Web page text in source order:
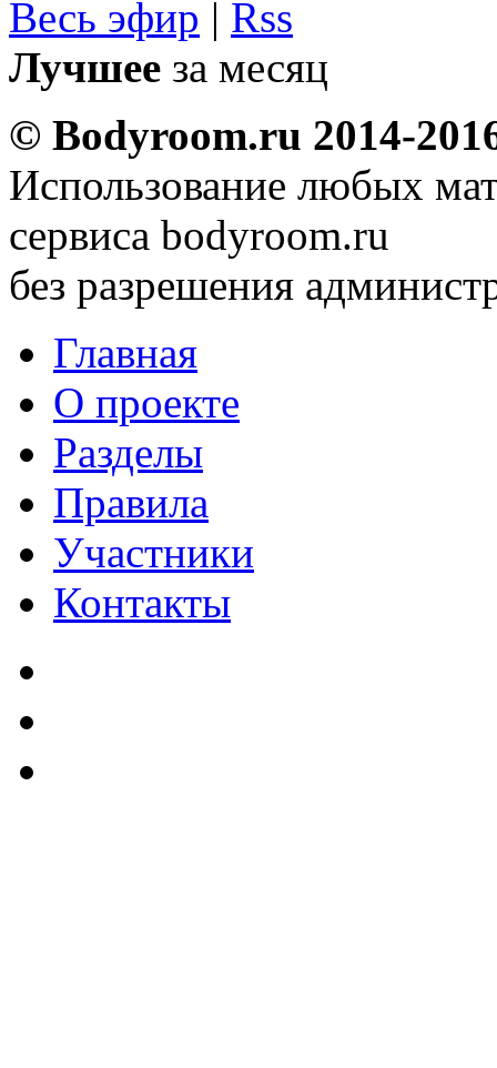
Весь эфир | Rss
Лучшее за месяц
© Bodyroom.ru 2014-
Использование любых
сервиса bodyroom.ru
без разрешения
Главная
О проекте
Разделы
Правила
Участники
Контакты